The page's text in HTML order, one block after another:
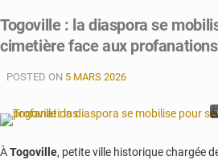
doléances
ouvrières
la
du
Togoville : la diaspora se
cimetière face aux profanations
POSTED ON 5 MARS 2026
ÀTogoville, petite ville historique chargée